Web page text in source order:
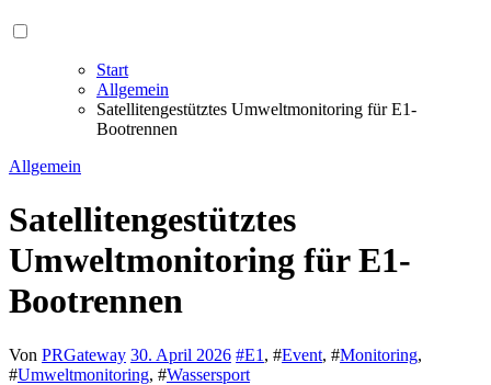
Start
Allgemein
Satellitengestütztes Umweltmonitoring für E1-
Bootrennen
Allgemein
Satellitengestütztes
Umweltmonitoring für E1-
Bootrennen
Von PRGateway 30. April 2026 #E1 , #Event, #Monitoring,
#Umweltmonitoring, #Wassersport